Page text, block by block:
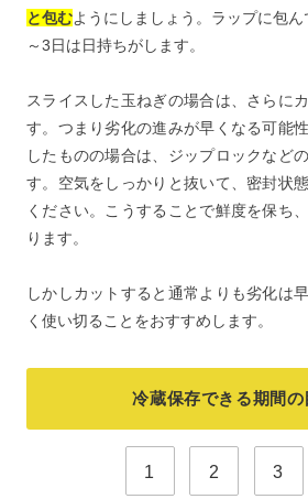
と包むようにしましょう。ラップに包
～3日は日持ちがします。
スライスした玉ねぎの場合は、さらに
す。つまり劣化の進みが早くなる可能
したものの場合は、ジップロックなど
す。空気をしっかりと抜いて、密封状
ください。こうすることで鮮度を保ち
ります。
しかしカットすると通常よりも劣化は
く使い切ることをおすすめします。
冷蔵保存できる期間の
1 2 3